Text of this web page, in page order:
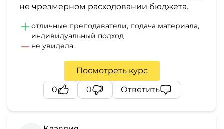
не чрезмерном расходовании бюджета.
отличные преподаватели, подача материала,
индивидуальный подход
не увидела
Посмотреть курс
0
0 Ответить